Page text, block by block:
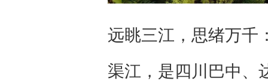
远眺三江，思绪万千
渠江，是四川巴中、